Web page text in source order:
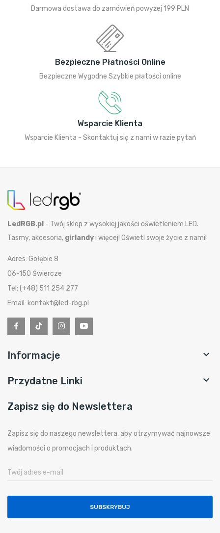
Darmowa dostawa do zamówień powyżej 199 PLN
Bezpieczne Płatności Online
Bezpieczne Wygodne Szybkie płatości online
Wsparcie Klienta
Wsparcie Klienta - Skontaktuj się z nami w razie pytań
LedRGB.pl - Twój sklep z wysokiej jakości oświetleniem LED.
Tasmy, akcesoria, girlandyi więcej! Oświetl swoje życie z nami!
Adres: Gołębie 8
06-150 Świercze
Tel: (+48) 511 254 277
Email: kontakt@led-rbg.pl
Informacje 
Przydatne Linki 
Zapisz się do Newslettera
Zapisz się do naszego newslettera, aby otrzymywać najnowsze
wiadomości o promocjach i produktach.
SUBSKRYBUJ